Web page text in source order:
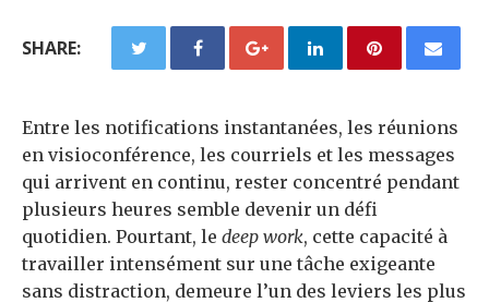
SHARE:
Entre les notifications instantanées, les réunions
en visioconférence, les courriels et les messages
qui arrivent en continu, rester concentré pendant
plusieurs heures semble devenir un défi
quotidien. Pourtant, le deep work, cette capacité à
travailler intensément sur une tâche exigeante
sans distraction, demeure l’un des leviers les plus